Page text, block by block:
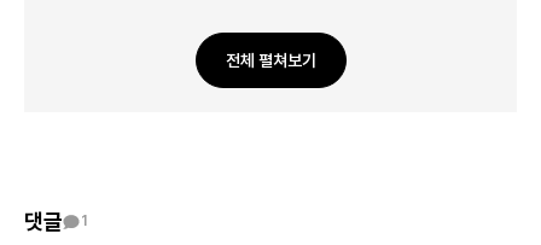
질문으로 시작하는 것이 오히려 자연스럽습니다.
예를 들어 “요즘 학교생활은 어때?”, “이번 학기 수업 괜찮은 거 있어?”
대화가 충분히 이어질 수 있다는 점이에요.
전체 펼쳐보기
댓글 1